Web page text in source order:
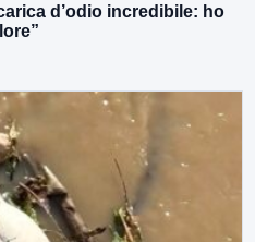
d’odio incredibile: ho